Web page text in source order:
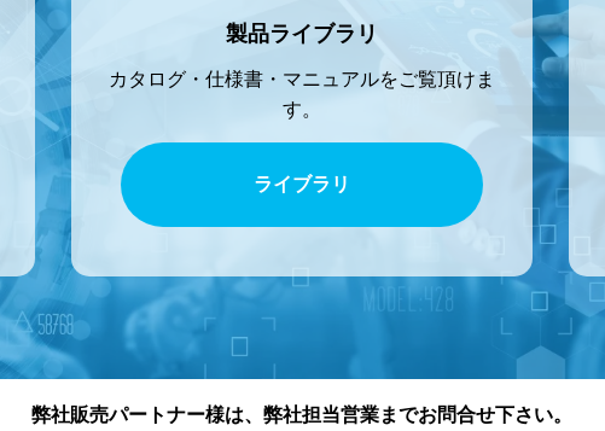
製品ライブラリ
カタログ・仕様書・マニュアルをご覧頂けま
す。
ライブラリ
弊社販売パートナー様は、弊社担当営業までお問合せ下さい。